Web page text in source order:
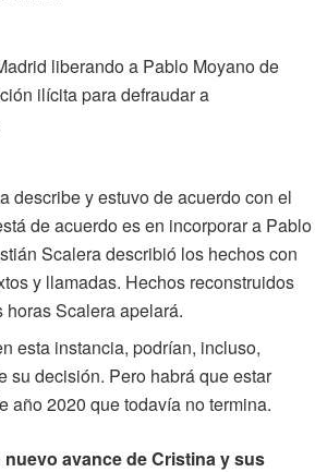
liberando a Pablo Moyano de
ilícita para defraudar a
describe y estuvo de acuerdo con el
de acuerdo es en incorporar a Pablo
Scalera describió los hechos con
y llamadas. Hechos reconstruidos
Scalera apelará.
esta instancia, podrían, incluso,
su decisión. Pero habrá que estar
año 2020 que todavía no termina.
avance de Cristina y sus